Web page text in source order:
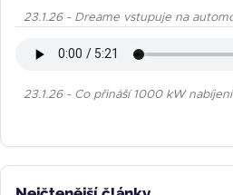
23.1.26 - Dreame vstupuje na
23.1.26 - Co přináší 1000 kW